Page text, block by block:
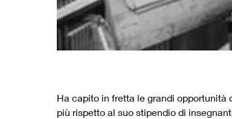
Ha capito in fretta le grandi opportunità
più rispetto al suo stipendio di